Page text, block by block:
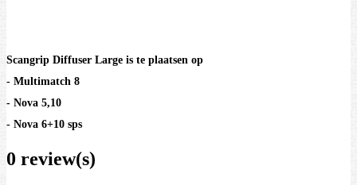
Scangrip Diffuser Large is te plaatsen op
- Multimatch 8
- Nova 5,10
- Nova 6+10 sps
0 review(s)